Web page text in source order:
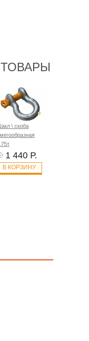
Шакл \ скоба
1 440 Р.
В КОРЗИНУ